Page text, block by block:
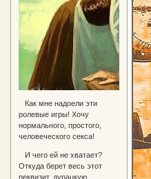
Как мне надоели эти
ролевые игры! Хочу
нормального, простого,
человеческого секса!
И чего ей не хватает?
Откуда берет весь этот
реквизит, дурацкую